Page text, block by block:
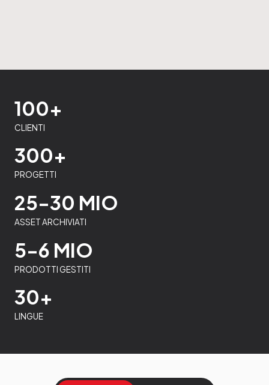
100+
CLIENTI
300+
PROGETTI
25-30 MIO
ASSET ARCHIVIATI
5-6 MIO
PRODOTTI GESTITI
30+
LINGUE